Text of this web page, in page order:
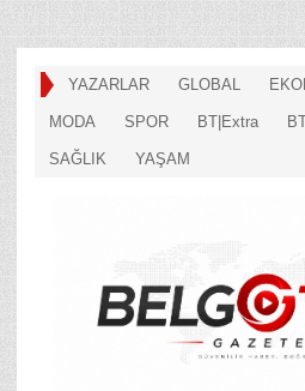
YAZARLAR GLOBAL
MODA SPOR BT|Extra
SAĞLIK YAŞAM